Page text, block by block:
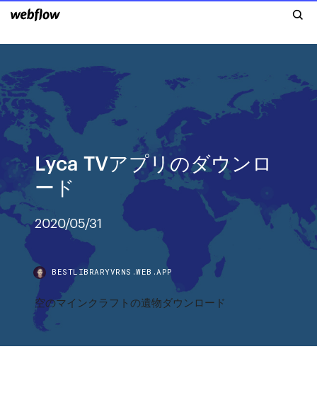
Lyca TVアプリのダウンロ
ード
2020/05/31
BESTLIBRARYVRNS.WEB.APP
空のマインクラフトの遺物ダウンロード